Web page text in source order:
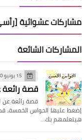
مشاركات عشوائية
المشاركات الشائعة
15 يونيو 2020
قصة
قصة رائعة عن
إضغط عليها الحواس الخمسة,
هيتعلمهم بك…